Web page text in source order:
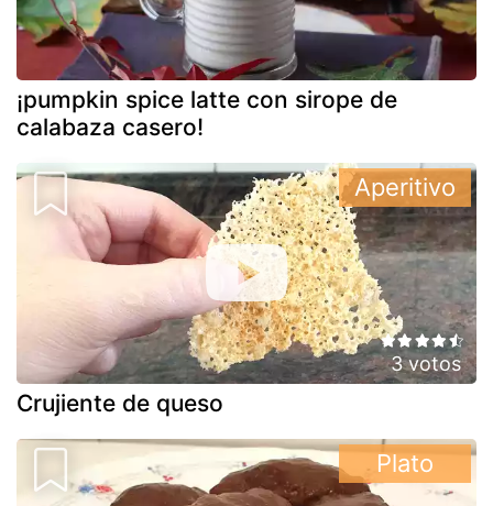
¡pumpkin spice latte con sirope de
calabaza casero!
3 votos
Crujiente de queso
Aperitivo
Plato